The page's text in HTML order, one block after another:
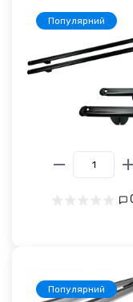
Популярний
Популярний